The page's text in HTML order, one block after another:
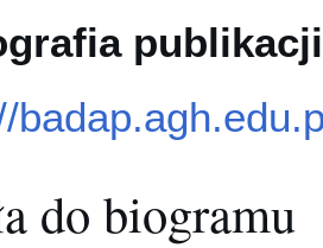
publikacji
do biogramu